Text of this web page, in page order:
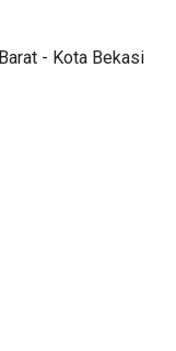
- Kota Bekasi